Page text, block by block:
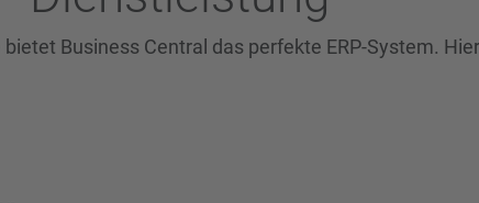
Business Central das perfekte ERP-System.